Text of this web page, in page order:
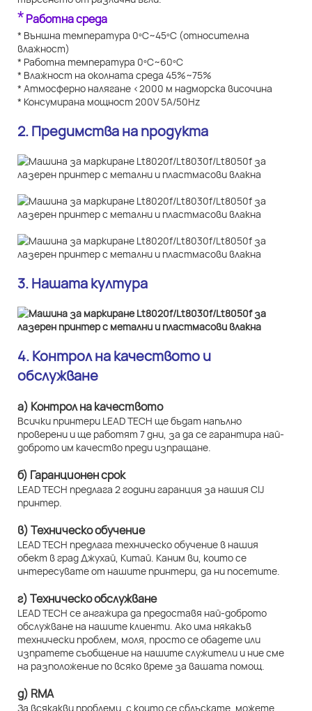
*Работна среда
* Външна температура 0ºC~45ºC (относителна
влажност)
* Работна температура 0ºC~60ºC
* Влажност на околната среда 45%~75%
* Атмосферно налягане <2000 м надморска височина
* Консумирана мощност 200V 5A/50Hz
2. Предимства на продукта
3. Нашата култура
4. Контрол на качеството и
обслужване
а) Контрол на качеството
Всички принтери LEAD TECH ще бъдат напълно
проверени и ще работят 7 дни, за да се гарантира най-
доброто им качество преди изпращане.
б) Гаранционен срок
LEAD TECH предлага 2 години гаранция за нашия CIJ
принтер.
в) Техническо обучение
LEAD TECH предлага техническо обучение в нашия
обект в град Джухай, Китай. Каним ви, които се
интересувате от нашите принтери, да ни посетите.
г) Техническо обслужване
LEAD TECH се ангажира да предоставя най-доброто
обслужване на нашите клиенти. Ако има някакъв
технически проблем, моля, просто се обадете или
изпратете съобщение на нашите служители и ние сме
на разположение по всяко време за вашата помощ.
д) RMA
За всякакви проблеми, с които се сблъскате, можете